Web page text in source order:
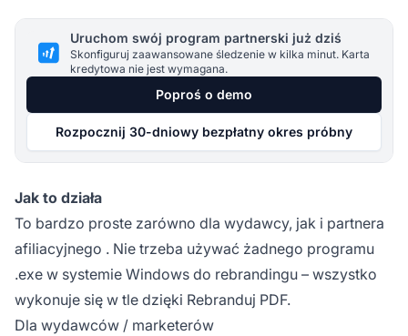
Uruchom swój program partnerski już dziś
Skonfiguruj zaawansowane śledzenie w kilka minut. Karta
kredytowa nie jest wymagana.
Poproś o demo
Rozpocznij 30-dniowy bezpłatny okres próbny
Jak to działa
To bardzo proste zarówno dla wydawcy, jak i partnera
afiliacyjnego . Nie trzeba używać żadnego programu
.exe w systemie Windows do rebrandingu – wszystko
wykonuje się w tle dzięki Rebranduj PDF.
Dla wydawców / marketerów